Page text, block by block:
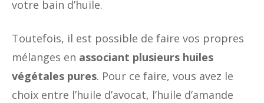
votre bain d’huile.
Toutefois, il est possible de faire vos propres
mélanges en associant plusieurs huiles
végétales pures. Pour ce faire, vous avez le
choix entre l’huile d’avocat, l’huile d’amande